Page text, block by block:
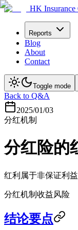
HK Insurance
Reports
Blog
About
Contact
Toggle mode
Back to Q&A
2025/01/03
分红机制
分红险的
红利属于非保证利
分红机制 收益风险
结论要点